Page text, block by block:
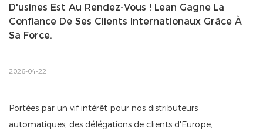
D'usines Est Au Rendez-Vous ! Lean Gagne La
Confiance De Ses Clients Internationaux Grâce À
Sa Force.
2026-04-22
Portées par un vif intérêt pour nos distributeurs
automatiques, des délégations de clients d'Europe,